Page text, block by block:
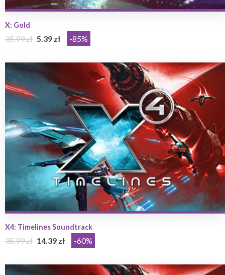
X: Gold
35.99 zł 5.39 zł -85%
X4: Timelines Soundtrack
35.99 zł 14.39 zł -60%